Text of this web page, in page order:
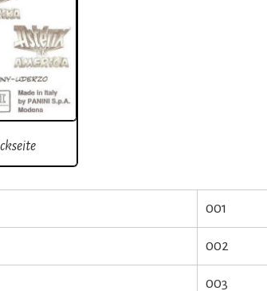
001
002
003